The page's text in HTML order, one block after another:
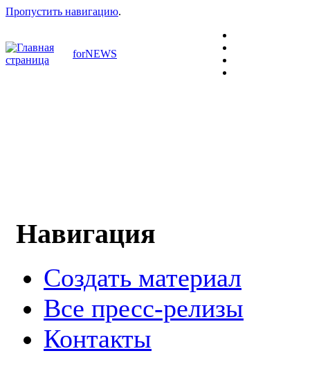
Пропустить навигацию.
forNEWS
Навигация
Создать материал
Все пресс-релизы
Контакты